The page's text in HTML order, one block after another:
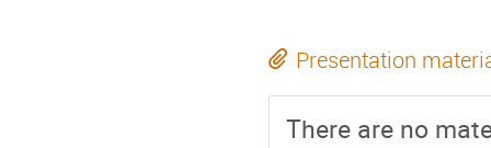
Presentation
There are no